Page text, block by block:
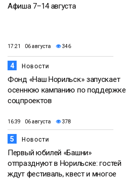
Афиша 7–14 августа
17:21 06 августа 346
4 Новости
Фонд «Наш Норильск» запускает
осеннюю кампанию по поддержке
соцпроектов
16:39 06 августа 378
5 Новости
Первый юбилей «Башни»
отпразднуют в Норильске: гостей
ждут фестиваль, квест и многое